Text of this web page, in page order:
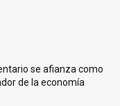
se afianza como
de la economía